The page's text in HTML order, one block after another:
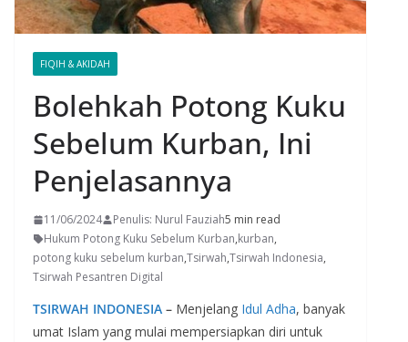
FIQIH & AKIDAH
Bolehkah Potong Kuku
Sebelum Kurban, Ini
Penjelasannya
11/06/2024 Penulis: Nurul Fauziah5 min read
Hukum Potong Kuku Sebelum Kurban,kurban,
potong kuku sebelum kurban,Tsirwah,Tsirwah Indonesia,
Tsirwah Pesantren Digital
TSIRWAH INDONESIA – Menjelang Idul Adha, banyak
umat Islam yang mulai mempersiapkan diri untuk